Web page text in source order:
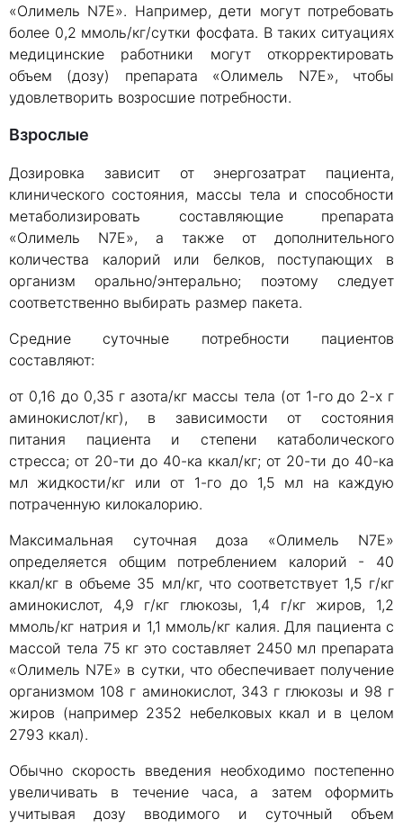
«Олимель N7E». Например, дети могут потребовать
более 0,2 ммоль/кг/сутки фосфата. В таких ситуациях
медицинские работники могут откорректировать
объем (дозу) препарата «Олимель N7E», чтобы
удовлетворить возросшие потребности.
Взрослые
Дозировка зависит от энергозатрат пациента,
клинического состояния, массы тела и способности
метаболизировать составляющие препарата
«Олимель N7E», а также от дополнительного
количества калорий или белков, поступающих в
организм орально/энтерально; поэтому следует
соответственно выбирать размер пакета.
Средние суточные потребности пациентов
составляют:
от 0,16 до 0,35 г азота/кг массы тела (от 1-го до 2-х г
аминокислот/кг), в зависимости от состояния
питания пациента и степени катаболического
стресса; от 20-ти до 40-ка ккал/кг; от 20-ти до 40-ка
мл жидкости/кг или от 1-го до 1,5 мл на каждую
потраченную килокалорию.
Максимальная суточная доза «Олимель N7E»
определяется общим потреблением калорий - 40
ккал/кг в объеме 35 мл/кг, что соответствует 1,5 г/кг
аминокислот, 4,9 г/кг глюкозы, 1,4 г/кг жиров, 1,2
ммоль/кг натрия и 1,1 ммоль/кг калия. Для пациента с
массой тела 75 кг это составляет 2450 мл препарата
«Олимель N7E» в сутки, что обеспечивает получение
организмом 108 г аминокислот, 343 г глюкозы и 98 г
жиров (например 2352 небелковых ккал и в целом
2793 ккал).
Обычно скорость введения необходимо постепенно
увеличивать в течение часа, а затем оформить
учитывая дозу вводимого и суточный объем